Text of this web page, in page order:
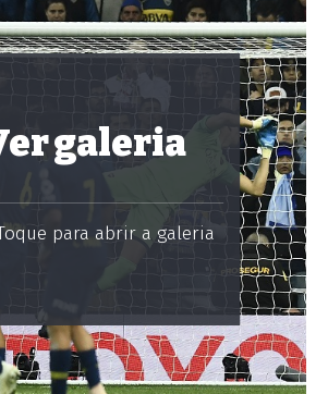
galeria
para abrir a galeria